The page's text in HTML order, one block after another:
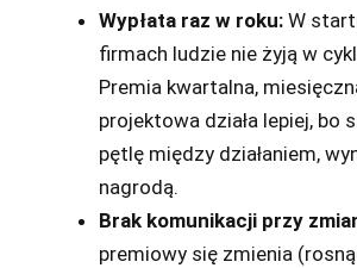
Wypłata raz w roku:W
firmach ludzie nie żyją w
Premia kwartalna,
projektowa działa lepiej, bo
pętlę między działaniem,
nagrodą.
Brak komunikacji przy
premiowy się zmienia